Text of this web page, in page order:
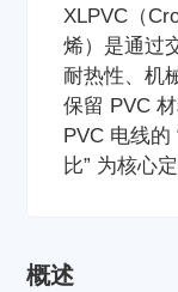
XLPVC（
烯）是通过
耐热性、机
保留 PVC
PVC 电线的
比” 为核心
概述